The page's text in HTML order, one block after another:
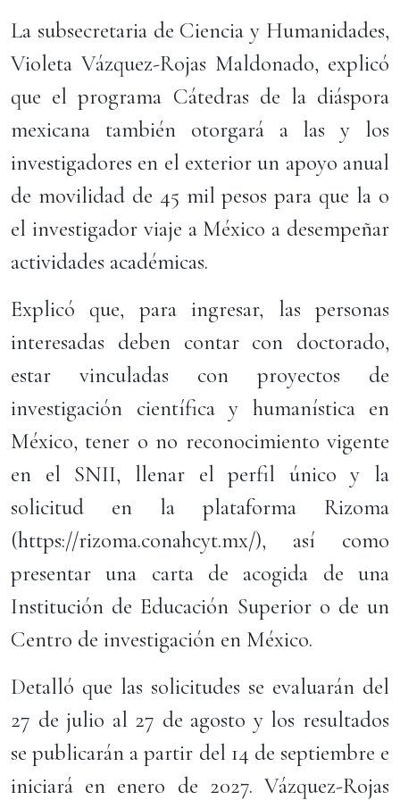
La subsecretaria de Ciencia y Humanidades,
Violeta Vázquez-Rojas Maldonado, explicó
que el programa Cátedras de la diáspora
mexicana también otorgará a las y los
investigadores en el exterior un apoyo anual
de movilidad de 45 mil pesos para que la o
el investigador viaje a México a desempeñar
actividades académicas.
Explicó que, para ingresar, las personas
interesadas deben contar con doctorado,
estar vinculadas con proyectos de
investigación científica y humanística en
México, tener o no reconocimiento vigente
en el SNII, llenar el perfil único y la
solicitud en la plataforma Rizoma
(https://rizoma.conahcyt.mx/), así como
presentar una carta de acogida de una
Institución de Educación Superior o de un
Centro de investigación en México.
Detalló que las solicitudes se evaluarán del
27 de julio al 27 de agosto y los resultados
se publicarán a partir del 14 de septiembre e
iniciará en enero de 2027. Vázquez-Rojas